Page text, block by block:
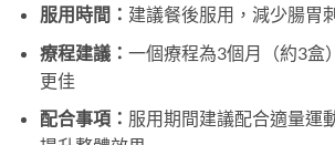
服用時間： 建議餐後服用，減少腸胃
療程建議： 一個療程為3個月（約3盒
更佳
配合事項： 服用期間建議配合適量運